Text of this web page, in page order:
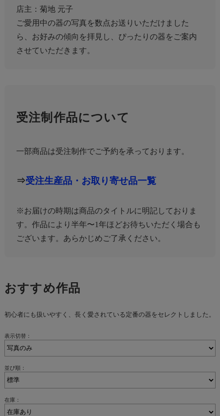
店主：菊地 元子
ご愛用中の器の写真を数点お送りいただけました
ら、お好みの傾向を拝見し、ぴったりの器をご案内
させていただきます。
受注制作品について
一部商品は受注制作でご予約を承っております。
⇒受注生産品・お取り寄せ品一覧
※お届けの時期は商品のタイトルに明記しておりま
す。作品により半年〜1年ほどお待ちいただく場合も
ございます。あらかじめご了承ください。
おすすめ作品
初心者にも扱いやすく、長く愛されている定番の器をセレクトしました。
表示切替：
並び順：
在庫：